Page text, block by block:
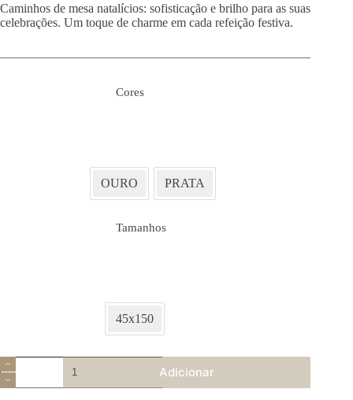
Caminhos de mesa natalícios: sofisticação e brilho para as suas
celebrações. Um toque de charme em cada refeição festiva.
Cores
OURO PRATA
Tamanhos
45x150
Quantidade
de
Caminho
Adicionar